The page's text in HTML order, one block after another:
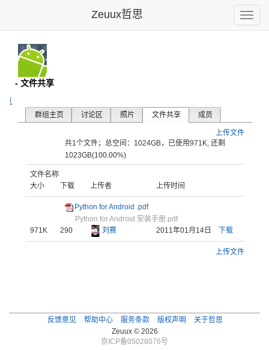
Toggle
Zeuux哲思
- 文件共享
页
群组主页
讨论区 照片 文件共享 成员
上传文件
共1个文件；总空间：1024GB，已使用971K, 还剩
1023GB(100.00%)
文件名称
大小
下载 上传者 上传时间
Python for Android .pdf
Python for Android 安装手册.pdf
971K
290 刘赛 2011年01月14日 下载
上传文件
反馈意见 帮助中心 服务条款 版权声明
关于哲思
Zeuux © 2026
京ICP备05028076号